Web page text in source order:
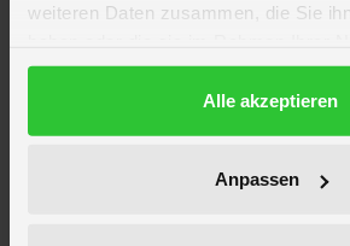
weiteren Daten zusammen, die Sie
gesammelt haben.
DatenschutzerklärungAlle akzeptieren
Anpassen
Altersempfehlung
ab 3 Jahre
Breite ca.
Höhe ca.
Artikelnummer des Herstellers
1004399